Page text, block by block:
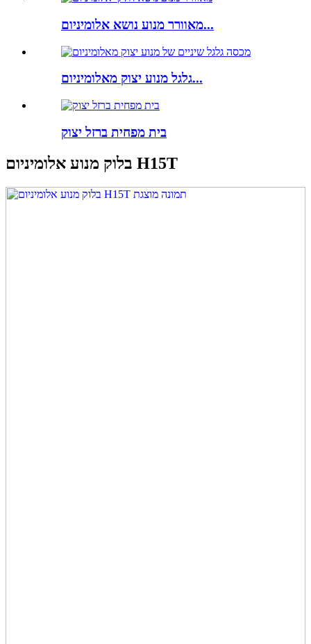
מאוורר מנוע נושא אלומיניום...
גלגל מנוע יצוק מאלומיניום...
בית מפחית ברזל יצוק
בלוק מנוע אלומיניום H15T